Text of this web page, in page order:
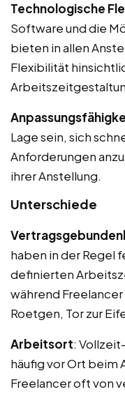
Technologische
Software und die
bieten in allen
Flexibilität
Lage sein, sich
Anforderungen
ihrer Anstellung.
Unterschiede
haben in der Regel
definierten
während
Roetgen, Tor zur
Arbeitsort:
häufig vor Ort beim
Freelancer oft von